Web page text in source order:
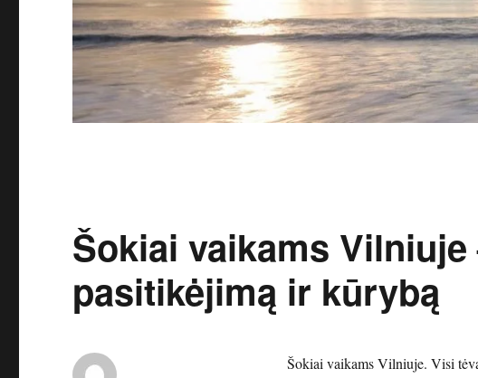
Šokiai vaikams
pasitikėjimą ir kūrybą
Šokiai vaikams Vilniuje. Visi